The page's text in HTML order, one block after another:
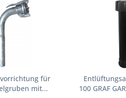
für
mit...
100 GRAF